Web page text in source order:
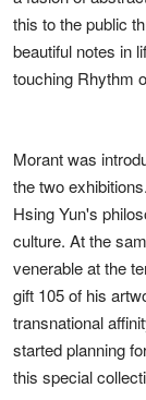
this to the public
beautiful notes in
touching Rhythm
Morant was
the two
Hsing Yun's
culture. At the
venerable at the
gift 105 of his
transnational
started planning
this special